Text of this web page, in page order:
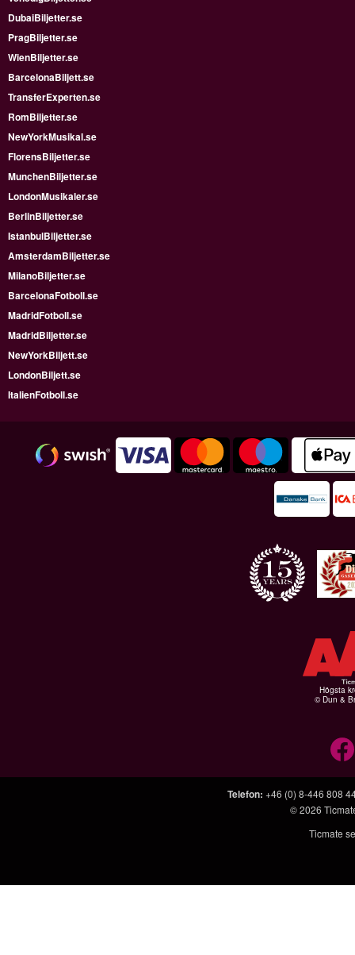
DubaiBiljetter.se
PragBiljetter.se
WienBiljetter.se
BarcelonaBiljett.se
TransferExperten.se
RomBiljetter.se
NewYorkMusikal.se
FlorensBiljetter.se
MunchenBiljetter.se
LondonMusikaler.se
BerlinBiljetter.se
IstanbulBiljetter.se
AmsterdamBiljetter.se
MilanoBiljetter.se
BarcelonaFotboll.se
MadridFotboll.se
MadridBiljetter.se
NewYorkBiljett.se
LondonBiljett.se
ItalienFotboll.se
Högsta
© Dun &
Telefon: +46 (0) 8-446 808
© 2026
Ticmate